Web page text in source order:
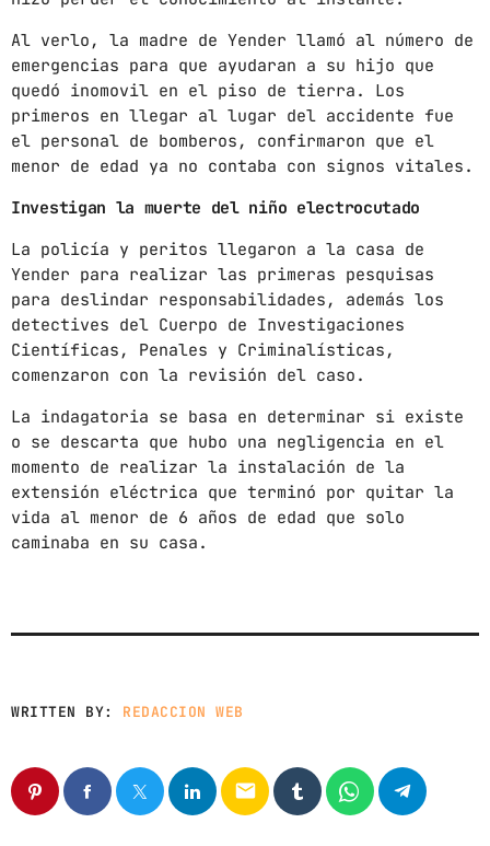
febrero 2024
CATEGORÍAS
Gobierno de Sonora
Hermosillo
News
Sonora
UPCOMING SHOWS
12:00 PM - 2:00 PM
Al verlo, la madre de Yender llamó al número de
emergencias para que ayudaran a su hijo que
quedó inomovil en el piso de tierra. Los
primeros en llegar al lugar del accidente fue
el personal de bomberos, confirmaron que el
menor de edad ya no contaba con signos vitales.
Investigan la muerte del niño electrocutado
La policía y peritos llegaron a la casa de
Yender para realizar las primeras pesquisas
para deslindar responsabilidades, además los
detectives del Cuerpo de Investigaciones
Científicas, Penales y Criminalísticas,
comenzaron con la revisión del caso.
La indagatoria se basa en determinar si existe
o se descarta que hubo una negligencia en el
momento de realizar la instalación de la
extensión eléctrica que terminó por quitar la
vida al menor de 6 años de edad que solo
caminaba en su casa.
WRITTEN BY: REDACCION WEB
email